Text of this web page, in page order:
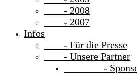
- 2008
- 2007
Infos
- Für die Presse
- Unsere Partner
-